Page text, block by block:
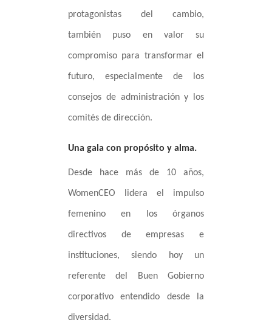
protagonistas del cambio,
también puso en valor su
compromiso para transformar el
futuro, especialmente de los
consejos de administración y los
comités de dirección.
Una gala con propósito y alma.
Desde hace más de 10 años,
WomenCEO lidera el impulso
femenino en los órganos
directivos de empresas e
instituciones, siendo hoy un
referente del Buen Gobierno
corporativo entendido desde la
diversidad.